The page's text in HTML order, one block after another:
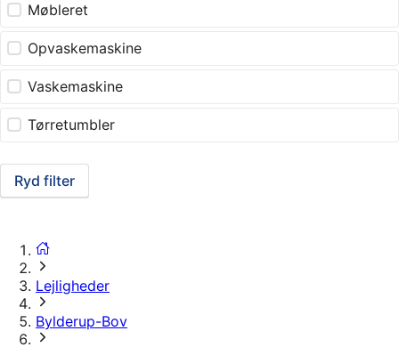
Møbleret
Opvaskemaskine
Vaskemaskine
Tørretumbler
Ryd filter
Lejligheder
Bylderup-Bov